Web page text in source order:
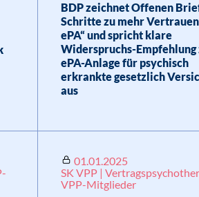
BDP zeichnet Offenen
Schritte zu mehr
ePA“ und spricht klare
Widerspruchs-Empfehlung
ePA-Anlage für psychisch
erkrankte gesetzlich
aus
01.01.2025
SK VPP |
VPP-Mitglieder